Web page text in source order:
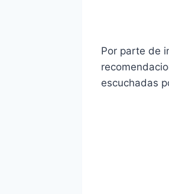
Por parte de
escuchadas